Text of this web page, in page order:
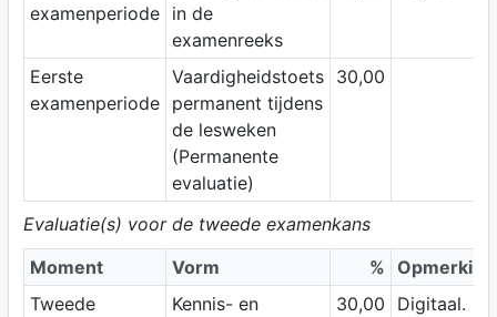
examenperiode
in de
examenreeks
Eerste
examenperiode
Vaardigheidstoets
permanent tijdens
de lesweken
(Permanente
evaluatie)
30,00
Evaluatie(s) voor de tweede examenkans
Moment
Vorm % Opmerking
Tweede
Kennis- en
30,00 Digitaal.